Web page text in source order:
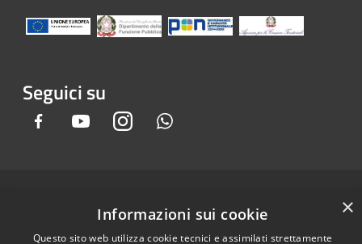
Seguici su
Facebook YoutubeInstagram
Privacy
Copyright © 2026 • Comune di
Gandino • Powered by
Municipium•Accesso
×
Informazioni sui cookie
Questo sito web utilizza cookie tecnici e assimilati strettamente